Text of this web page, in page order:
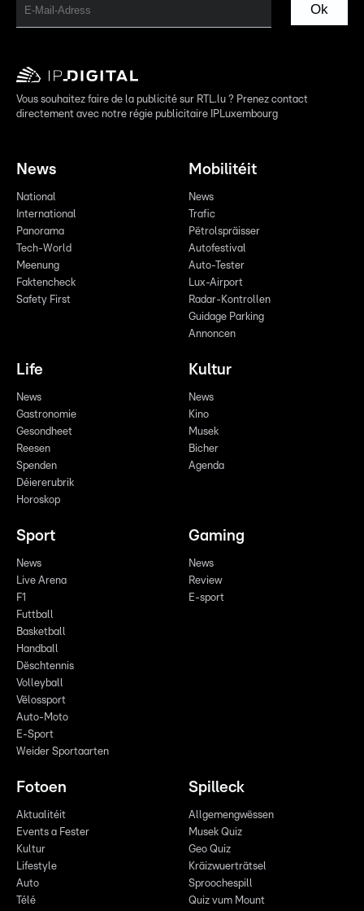
Ok
Vous souhaitez faire de la publicité sur RTL.lu ? Prenez contact
directement avec notre régie publicitaire IPLuxembourg
News
National
International
Panorama
Tech-World
Meenung
Faktencheck
Safety First
Mobilitéit
News
Trafic
Pëtrolspräisser
Autofestival
Auto-Tester
Lux-Airport
Radar-Kontrollen
Guidage Parking
Annoncen
Life
News
Gastronomie
Gesondheet
Reesen
Spenden
Déiererubrik
Horoskop
Kultur
News
Kino
Musek
Bicher
Agenda
Sport
News
Live Arena
F1
Futtball
Basketball
Handball
Dëschtennis
Volleyball
Vëlossport
Auto-Moto
E-Sport
Weider Sportaarten
Gaming
News
Review
E-sport
Fotoen
Aktualitéit
Events a Fester
Kultur
Lifestyle
Auto
Télé
Spilleck
Allgemengwëssen
Musek Quiz
Geo Quiz
Kräizwuerträtsel
Sproochespill
Quiz vum Mount